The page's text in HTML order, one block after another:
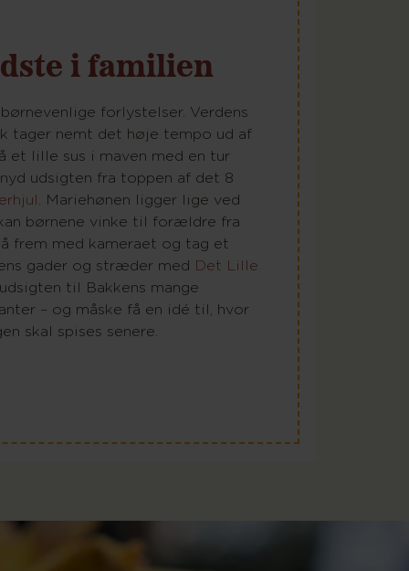
i familien
forlystelser. Verdens
tager nemt det høje tempo ud af
et lille sus i maven med en tur
udsigten fra toppen af det 8
. Mariehønen ligger lige ved
børnene vinke til forældre fra
frem med kameraet og tag et
gader og stræder med
Det Lille
til Bakkens mange
– og måske få en idé til, hvor
skal spises senere.